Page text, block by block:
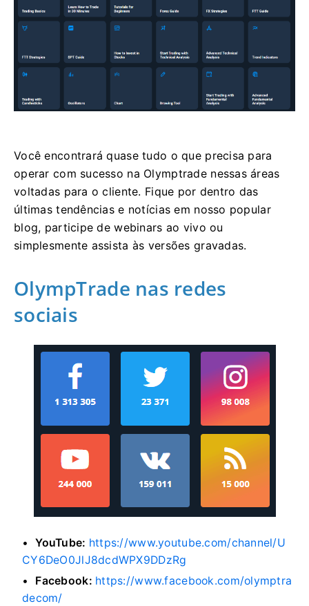
Você encontrará quase tudo o que precisa para
operar com sucesso na Olymptrade nessas áreas
voltadas para o cliente. Fique por dentro das
últimas tendências e notícias em nosso popular
blog, participe de webinars ao vivo ou
simplesmente assista às versões gravadas.
OlympTrade nas redes
sociais
YouTube: https://www.youtube.com/channel/U
CY6DeO0JlJ8dcdWPX9DDzRg
Facebook: https://www.facebook.com/olymptra
decom/